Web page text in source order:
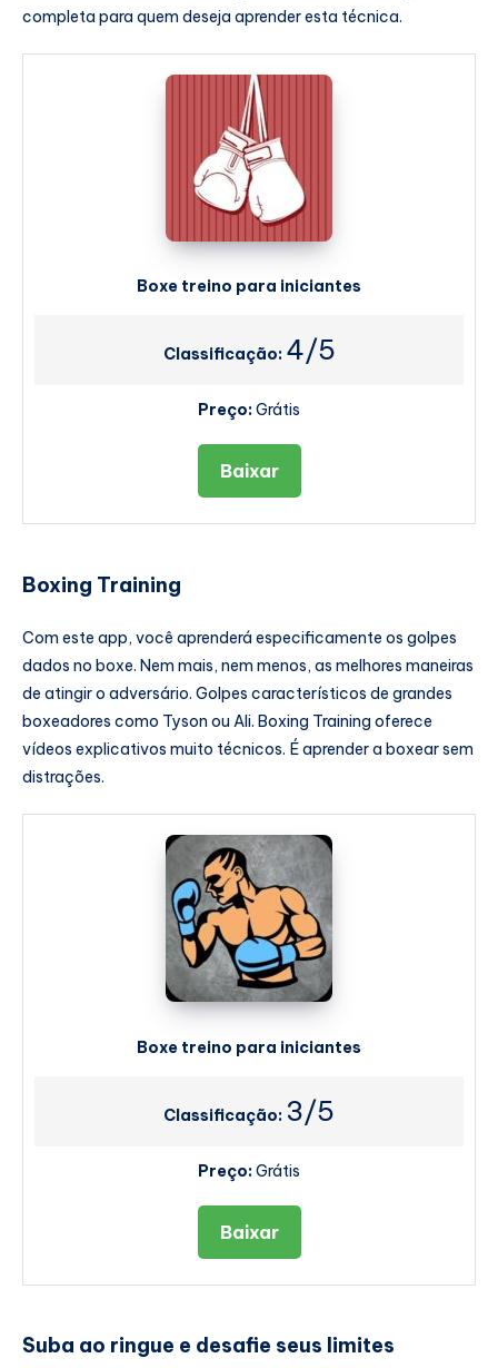
completa para quem deseja aprender esta técnica.
Boxe treino para iniciantes
Classificação: 4/5
Preço:Grátis
Baixar
Boxing Training
Com este app, você aprenderá especificamente os golpes
dados no boxe. Nem mais, nem menos, as melhores maneiras
de atingir o adversário. Golpes característicos de grandes
boxeadores como Tyson ou Ali. Boxing Training oferece
vídeos explicativos muito técnicos. É aprender a boxear sem
distrações.
Boxe treino para iniciantes
Classificação: 3/5
Preço:Grátis
Baixar
Suba ao ringue e desafie seus limites